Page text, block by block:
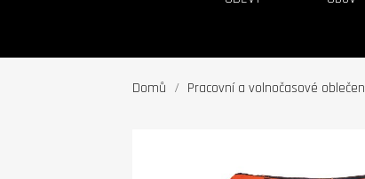
Domů Pracovní a volnočasové